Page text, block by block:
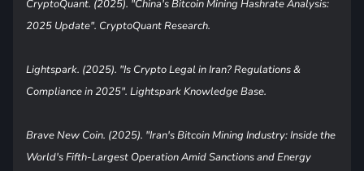
CryptoQuant. (2025). "China's Bitcoin Mining Hashrate Analysis:
2025 Update". CryptoQuant Research.
Lightspark. (2025). "Is Crypto Legal in Iran? Regulations &
Compliance in 2025". Lightspark Knowledge Base.
Brave New Coin. (2025). "Iran's Bitcoin Mining Industry: Inside the
World's Fifth-Largest Operation Amid Sanctions and Energy